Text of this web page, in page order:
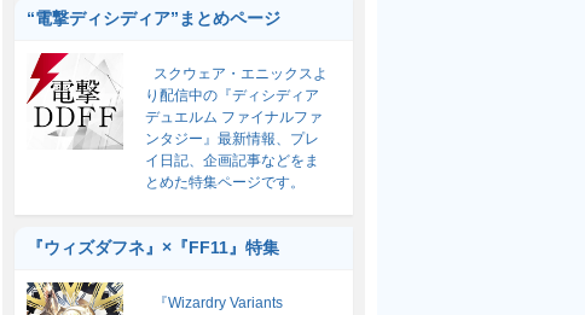
“電撃ディシディア”まとめページ
スクウェア・エニックスよ
り配信中の『ディシディア
デュエルム ファイナルファ
ンタジー』最新情報、プレ
イ日記、企画記事などをま
とめた特集ページです。
『ウィズダフネ』×『FF11』特集
『Wizardry Variants